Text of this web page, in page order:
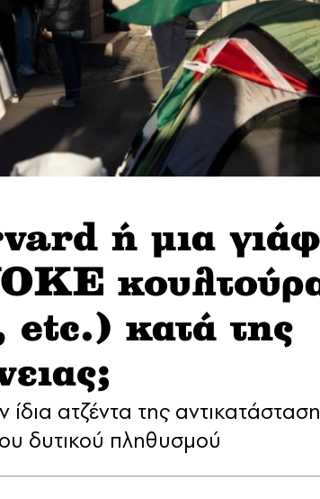
ή μια
etc.) κατά της
ατζέντα της
δυτικού πληθυσμού